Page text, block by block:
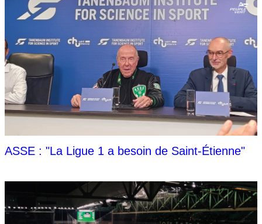
ASSE : "La Ligue 1 a besoin de Saint-Étienne"